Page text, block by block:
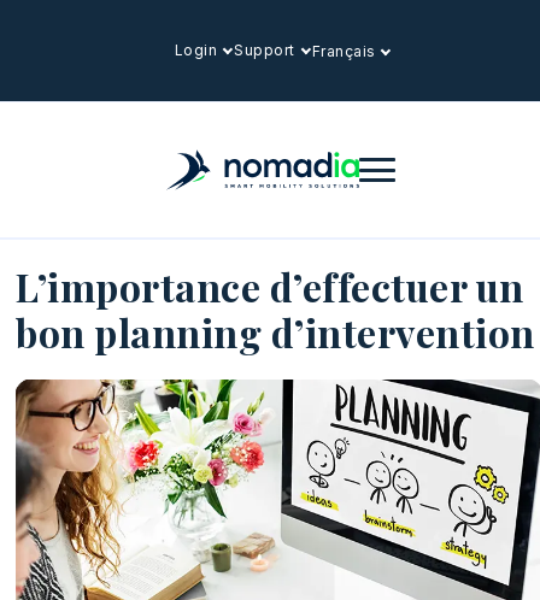
Login Support Français
L’importance d’effectuer un
bon planning d’intervention